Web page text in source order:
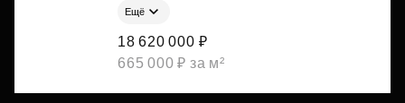
Ещё
18 620 000 ₽
665 000 ₽ за м²